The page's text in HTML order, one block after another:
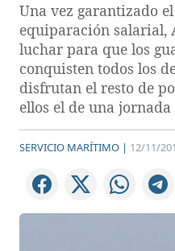
Una vez garantizado
equiparación salarial,
luchar para que los
conquisten todos los
disfrutan el resto de
ellos el de una
SERVICIO MARÍTIMO | 12/11/